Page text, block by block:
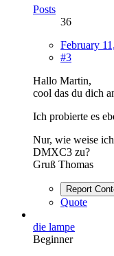
Posts
36
February
#3
Hallo Martin,
cool das du dich
Ich probierte es
Nur, wie weise
DMXC3 zu?
Gruß Thomas
Report
Quote
die lampe
Beginner